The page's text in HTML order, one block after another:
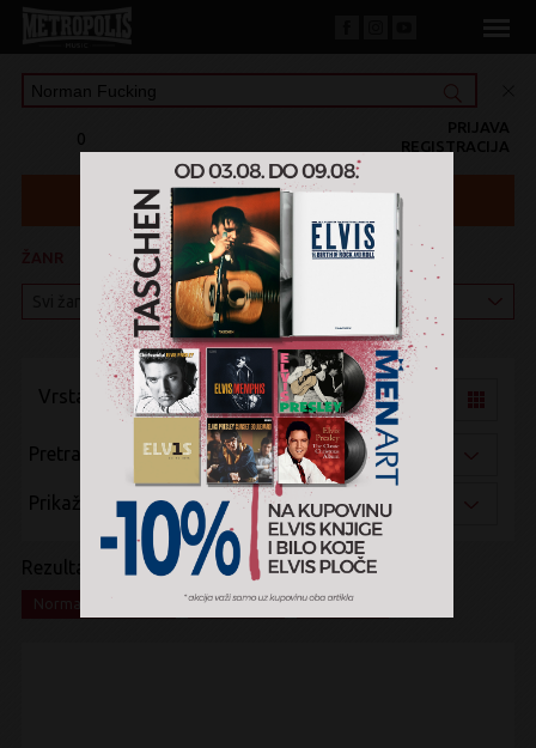
0 REGISTRACIJA
PRIJAVA
KATEGORIJA
Vrsta pregleda:
Pretraži po:
Prikaži po:
Rezultati pretrage:
Hip Hop x Blu-ray